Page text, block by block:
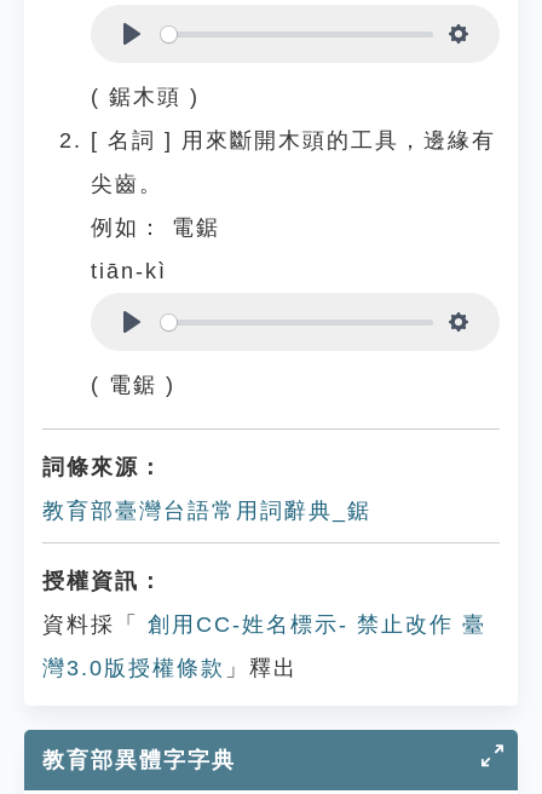
( 鋸木頭 )
[ 名詞 ] 用來斷開木頭的工具，邊緣有
尖齒。
例如：
電鋸
tiān-kì
( 電鋸 )
詞條來源：
教育部臺灣台語常用詞辭典_鋸
授權資訊：
資料採「
創用CC-姓名標示- 禁止改作 臺
灣3.0版授權條款 」釋出
教育部異體字字典